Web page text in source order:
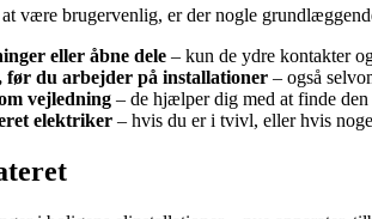
være brugervenlig, er der nogle
eller åbne dele – kun de ydre kontakter
før du arbejder på installationer – også
vejledning – de hjælper dig med at finde
elektriker – hvis du er i tvivl, eller hvis